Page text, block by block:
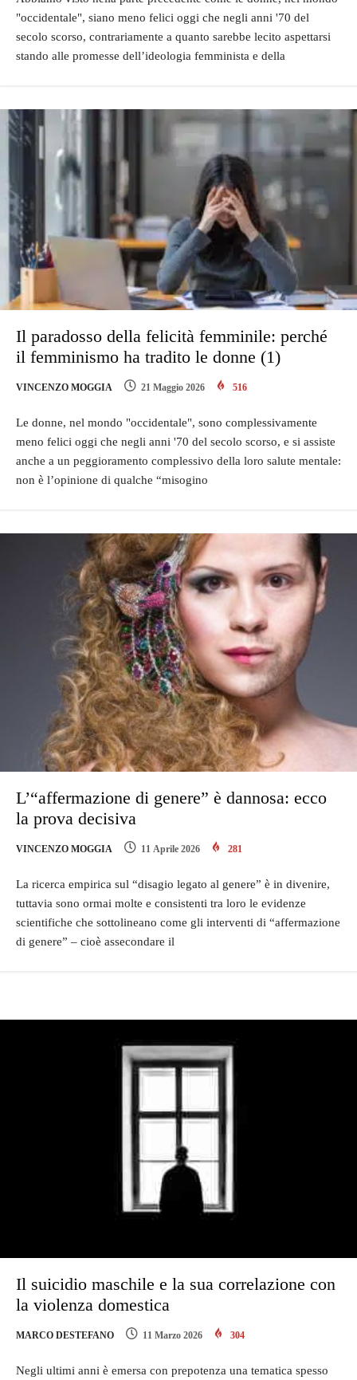
"occidentale", siano meno felici oggi che negli anni '70 del
secolo scorso, contrariamente a quanto sarebbe lecito aspettarsi
stando alle promesse dell’ideologia femminista e della
Il paradosso della felicità femminile: perché
il femminismo ha tradito le donne (1)
VINCENZO MOGGIA 21 Maggio 2026 516
Le donne, nel mondo "occidentale", sono complessivamente
meno felici oggi che negli anni '70 del secolo scorso, e si assiste
anche a un peggioramento complessivo della loro salute mentale:
non è l’opinione di qualche “misogino
L’“affermazione di genere” è dannosa: ecco
la prova decisiva
VINCENZO MOGGIA 11 Aprile 2026 281
La ricerca empirica sul “disagio legato al genere” è in divenire,
tuttavia sono ormai molte e consistenti tra loro le evidenze
scientifiche che sottolineano come gli interventi di “affermazione
di genere” – cioè assecondare il
Il suicidio maschile e la sua correlazione con
la violenza domestica
MARCO DESTEFANO 11 Marzo 2026 304
Negli ultimi anni è emersa con prepotenza una tematica spesso